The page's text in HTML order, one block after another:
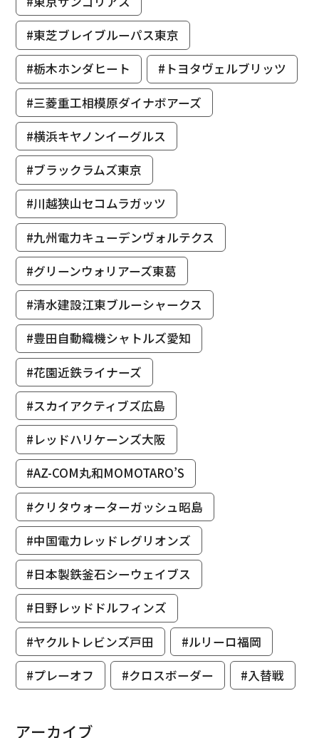
#東芝ブレイブルーパス東京
#栃木ホンダヒート
#トヨタヴェルブリッツ
#三菱重工相模原ダイナボアーズ
#横浜キヤノンイーグルス
#ブラックラムズ東京
#川越狭山セコムラガッツ
#九州電力キューデンヴォルテクス
#グリーンウォリアーズ東葛
#清水建設江東ブルーシャークス
#豊田自動織機シャトルズ愛知
#花園近鉄ライナーズ
#スカイアクティブズ広島
#レッドハリケーンズ大阪
#AZ-COM丸和MOMOTARO’S
#クリタウォーターガッシュ昭島
#中国電力レッドレグリオンズ
#日本製鉄釜石シーウェイブス
#日野レッドドルフィンズ
#ヤクルトレビンズ戸田
#ルリーロ福岡
#プレーオフ
#クロスボーダー #入替戦
アーカイブ